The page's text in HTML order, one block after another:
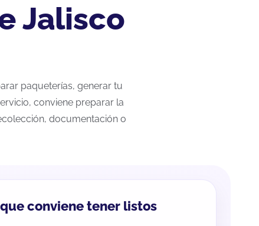
Jalisco
paqueterías, generar tu
conviene preparar la
documentación o
que conviene tener listos